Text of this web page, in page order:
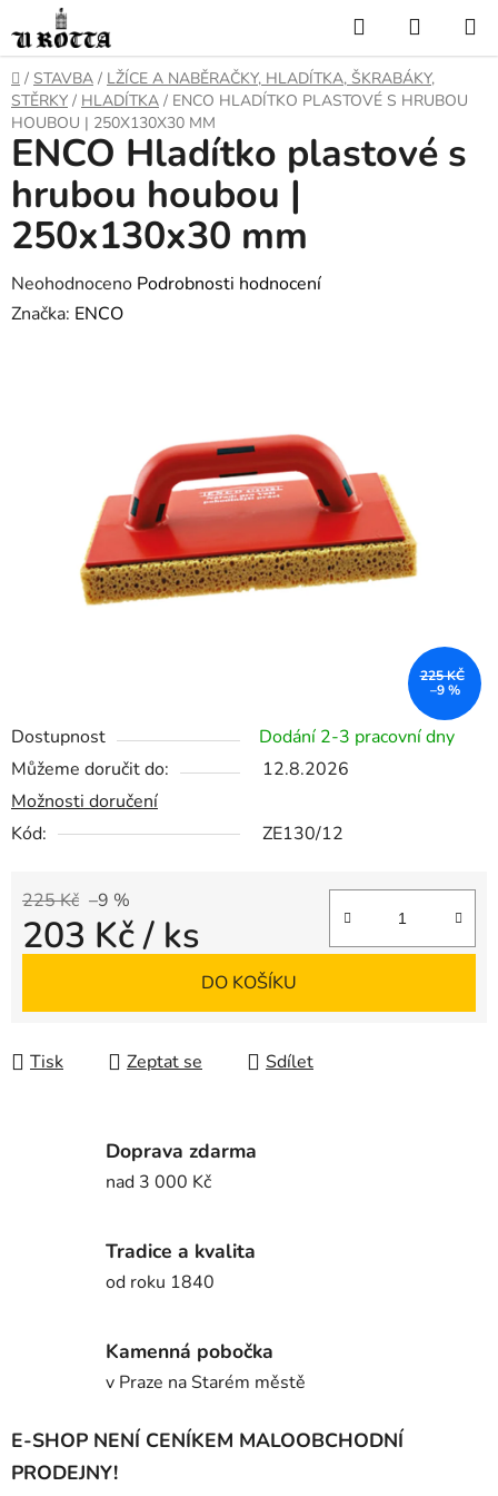
na
obsah
Hledat
KOŠÍK
DOMŮ
/ STAVBA / LŽÍCE A NABĚRAČKY, HLADÍTKA, ŠKRABÁKY,
STĚRKY / HLADÍTKA / ENCO HLADÍTKO PLASTOVÉ S HRUBOU
HOUBOU | 250X130X30 MM
Dostupnost
Dodání 2-3 pracovní dny
Můžeme doručit do:
12.8.2026
Možnosti doručení
Kód:
ZE130/12
225 Kč –9 %
203 Kč/ ks
DO KOŠÍKU
Tisk Zeptat se Sdílet
ENCO Hladítko plastové s
hrubou houbou |
250x130x30 mm
Průměrné
hodnocení
Neohodnoceno Podrobnosti hodnocení
Značka: ENCO
225 KČ
–9 %
Doprava zdarma
nad 3 000 Kč
Tradice a kvalita
od roku 1840
Kamenná pobočka
v Praze na Starém městě
E-SHOP NENÍ CENÍKEM MALOOBCHODNÍ
PRODEJNY!